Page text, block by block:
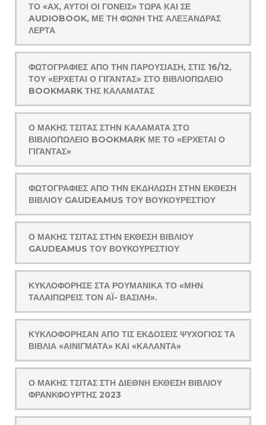
ΤΟ «ΑΧ, ΑΥΤΟΊ ΟΙ ΓΟΝΕΊΣ» ΤΏΡΑ ΚΑΙ ΣΕ
AUDIOBOOK, ΜΕ ΤΗ ΦΩΝΉ ΤΗΣ ΑΛΕΞΆΝΔΡΑΣ
ΛΈΡΤΑ
ΦΩΤΟΓΡΑΦΊΕΣ ΑΠΌ ΤΗΝ ΠΑΡΟΥΣΊΑΣΗ, ΣΤΙΣ 16/12,
ΤΟΥ «ΈΡΧΕΤΑΙ Ο ΓΊΓΑΝΤΑΣ» ΣΤΟ ΒΙΒΛΙΟΠΩΛΕΊΟ
BOOKMARK ΤΗΣ ΚΑΛΑΜΆΤΑΣ
Ο ΜΆΚΗΣ ΤΣΊΤΑΣ ΣΤΗΝ ΚΑΛΑΜΆΤΑ ΣΤΟ
ΒΙΒΛΙΟΠΩΛΕΊΟ BOOKMARK ΜΕ ΤΟ «ΈΡΧΕΤΑΙ Ο
ΓΊΓΑΝΤΑΣ»
ΦΩΤΟΓΡΑΦΊΕΣ ΑΠΌ ΤΗΝ ΕΚΔΉΛΩΣΗ ΣΤΗΝ ΈΚΘΕΣΗ
ΒΙΒΛΊΟΥ GAUDEAMUS ΤΟΥ ΒΟΥΚΟΥΡΕΣΤΊΟΥ
Ο ΜΆΚΗΣ ΤΣΊΤΑΣ ΣΤΗΝ ΈΚΘΕΣΗ ΒΙΒΛΊΟΥ
GAUDEAMUS ΤΟΥ ΒΟΥΚΟΥΡΕΣΤΊΟΥ
ΚΥΚΛΟΦΌΡΗΣΕ ΣΤΑ ΡΟΥΜΑΝΙΚΆ ΤΟ «ΜΗΝ
ΤΑΛΑΙΠΩΡΕΊΣ ΤΟΝ ΑΪ- ΒΑΣΊΛΗ».
ΚΥΚΛΟΦΌΡΗΣΑΝ ΑΠΌ ΤΙΣ ΕΚΔΌΣΕΙΣ ΨΥΧΟΓΙΌΣ ΤΑ
ΒΙΒΛΊΑ «ΑΙΝΊΓΜΑΤΑ» ΚΑΙ «ΚΆΛΑΝΤΑ»
Ο ΜΆΚΗΣ ΤΣΊΤΑΣ ΣΤΗ ΔΙΕΘΝΉ ΈΚΘΕΣΗ ΒΙΒΛΊΟΥ
ΦΡΑΝΚΦΟΎΡΤΗΣ 2023